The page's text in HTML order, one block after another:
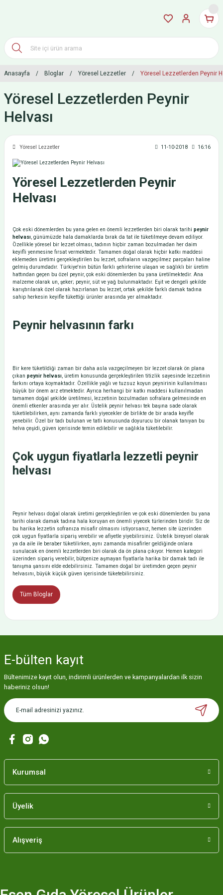
Anasayfa Bloglar Yöresel Lezzetler Yöresel Lezzetlerden Peynir
Yöresel Lezzetlerden Peynir
Helvası
Yöresel Lezzetler 11-10-2018 16:16
Yöresel Lezzetlerden Peynir
Helvası
Çok eski dönemlerden bu yana gelen en önemli lezzetlerden biri olarak tarihi peynir
helvası, günümüzde hala damaklarda bırak da tat ile tüketilmeye devam ediliyor.
Özellikle yöresel bir lezzet olması, tadının hiçbir zaman bozulmadan her daim
keyifli yenmesine fırsat vermektedir. Tamamen doğal olarak hiçbir katkı maddesi
eklemeden üretimi gerçekleştirilen bu lezzet, sofraların vazgeçilmez parçaları haline
gelmiş durumdadır. Türkiye'nin bütün farklı şehirlerine ulaşan ve sağlıklı bir üretim
hattından geçen bu özel peynir, çok eski dönemlerden bu yana üretilmektedir. Ana
malzeme olarak un, şeker; peynir, süt ve yağ bulunmaktadır. Eşit ve dengeli şekilde
karıştırılarak özel olarak hazırlanan bu lezzet, ortak şekilde farklı damak tadına
sahip herkesin keyifle tükettiği ürünler arasında yer almaktadır.
Peynir helvasının farkı
Bir kere tüketildiği zaman bir daha asla vazgeçilmeyen bir lezzet olarak ön plana
çıkan peynir helvası, üretim konusunda gerçekleştirilen titizlik sayesinde lezzetinin
farkını ortaya koymaktadır. Özellikle yağlı ve tuzsuz koyun peynirinin kullanılması
büyük bir önem arz etmektedir. Ayrıca herhangi bir katkı maddesi kullanılmadan
tamamen doğal şekilde üretilmesi, lezzetinin bozulmadan sofralara gelmesinde en
önemli etkenler arasında yer alır. Üstelik peynir helvası tek başına sade olarak
tüketilebilirken, aynı zamanda farklı yiyecekler de birlikte de bir arada keyifle
yenebilir. Özel bir tadı bulunan ve tatlı konusunda doyurucu bir olanak tanıyan bu
helva çeşidi, güven içerisinde temin edilebilir ve sağlıkla tüketilebilir.
Çok uygun fiyatlarla lezzetli peynir
helvası
Peynir helvası doğal olarak üretimi gerçekleştirilen ve çok eski dönemlerden bu yana
tarihi olarak damak tadına hala koruyan en önemli yiyecek türlerinden biridir. Siz de
bu harika lezzetin sofranıza misafir olmasını istiyorsanız, hemen site üzerinden
çok uygun fiyatlarla sipariş verebilir ve afiyetle yiyebilirsiniz. Üstelik bireysel olarak
ya da aile ile beraber tüketilirken, aynı zamanda misafirler geldiğinde onlara
sunulacak en önemli lezzetlerden biri olarak da ön plana çıkıyor. Hemen kategori
üzerinden sipariş verebilir, bütçenize aşmayan fiyatlarla harika bir damak tadı ile
tanışma şansını elde edebilirsiniz. Tamamen doğal bir üretimden geçen peynir
helvasını, büyük küçük güven içerisinde tüketebilirsiniz.
Tüm Bloglar
E-bülten kayıt
Bültenimize kayıt olun, indirimli ürünlerden ve kampanyalardan ilk sizin
haberiniz olsun!
Kurumsal
Üyelik
Alışveriş